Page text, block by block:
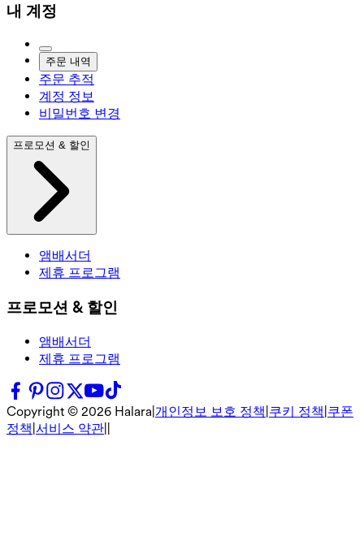
내 계정
주문 내역
주문 추적
계정 정보
비밀번호 변경
프로모션 & 할인
앰배서더
제휴 프로그램
프로모션 & 할인
앰배서더
제휴 프로그램
Copyright © 2026 Halara 개인정보 보호 정책 쿠키 정책 쿠폰
정책 서비스 약관